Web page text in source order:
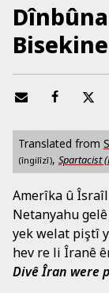
Translated from
(îngilîzî), Spartacist
Amerîka û
Netanyahu
yek welat piştî
hev re li Îranê
Divê Îran were